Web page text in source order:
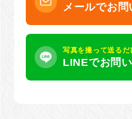
メールでお
写真を撮って送るだ
LINEでお問